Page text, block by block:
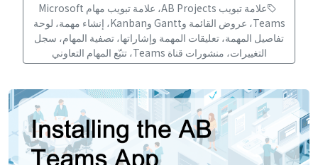
علامة تبويب AB Projects، علامة تبويب مهام Microsoft
Teams، عروض القائمة وGantt وKanban، إنشاء مهمة، لوحة
تفاصيل المهمة، تعليقات المهمة وإشاراتها، تصفية المهام، سجل
التغييرات، منشورات قناة Teams، تتبّع المهام التعاوني